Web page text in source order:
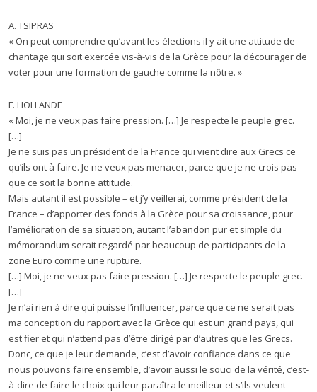
A. TSIPRAS
« On peut comprendre qu’avant les élections il y ait une attitude de
chantage qui soit exercée vis-à-vis de la Grèce pour la décourager de
voter pour une formation de gauche comme la nôtre. »
F. HOLLANDE
« Moi, je ne veux pas faire pression. […] Je respecte le peuple grec.
[…]
Je ne suis pas un président de la France qui vient dire aux Grecs ce
qu’ils ont à faire. Je ne veux pas menacer, parce que je ne crois pas
que ce soit la bonne attitude.
Mais autant il est possible – et j’y veillerai, comme président de la
France – d’apporter des fonds à la Grèce pour sa croissance, pour
l’amélioration de sa situation, autant l’abandon pur et simple du
mémorandum serait regardé par beaucoup de participants de la
zone Euro comme une rupture.
[…] Moi, je ne veux pas faire pression. […] Je respecte le peuple grec.
[…]
Je n’ai rien à dire qui puisse l’influencer, parce que ce ne serait pas
ma conception du rapport avec la Grèce qui est un grand pays, qui
est fier et qui n’attend pas d’être dirigé par d’autres que les Grecs.
Donc, ce que je leur demande, c’est d’avoir confiance dans ce que
nous pouvons faire ensemble, d’avoir aussi le souci de la vérité, c’est-
à-dire de faire le choix qui leur paraîtra le meilleur et s’ils veulent